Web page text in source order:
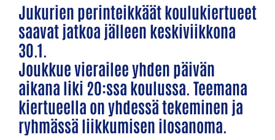
Jukurien perinteikkäät koulukiertueet
saavat jatkoa jälleen keskiviikkona
30.1.
Joukkue vierailee yhden päivän
aikana liki 20:ssa koulussa. Teemana
kiertueella on yhdessä tekeminen ja
ryhmässä liikkumisen ilosanoma.